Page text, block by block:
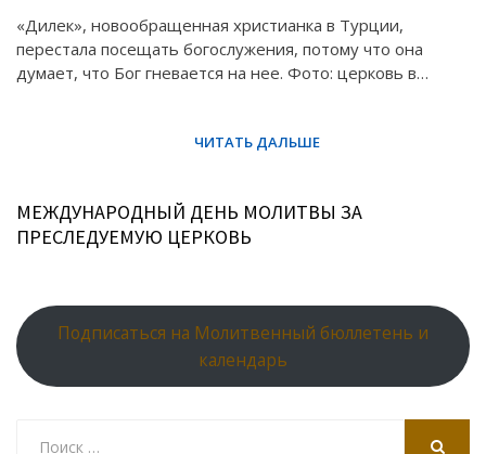
«Дилек», новообращенная христианка в Турции,
перестала посещать богослужения, потому что она
думает, что Бог гневается на нее. Фото: церковь в…
МЕЖДУНАРОДНЫЙ ДЕНЬ МОЛИТВЫ ЗА
ПРЕСЛЕДУЕМУЮ ЦЕРКОВЬ
Подписаться на Молитвенный бюллетень и
календарь